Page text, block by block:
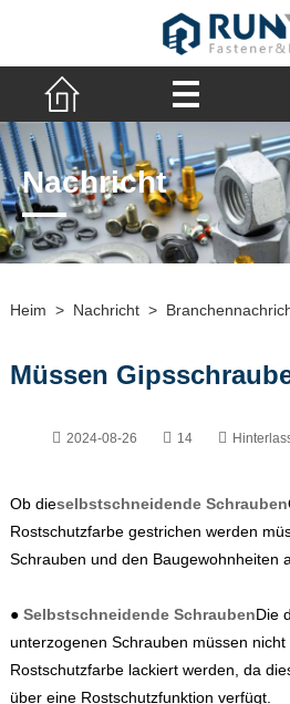
Nachricht
Heim > Nachricht >
Müssen
2024-08-26 14
Ob dieselbstschneidende Schrauben
Rostschutzfarbe gestrichen werden
Schrauben und den Baugewohnheiten
● Selbstschneidende SchraubenDie
unterzogenen Schrauben müssen
Rostschutzfarbe lackiert werden, da
über eine Rostschutzfunktion verfügt.